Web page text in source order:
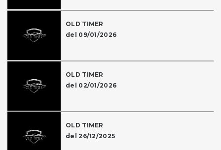
OLD TIMER
del 09/01/2026
OLD TIMER
del 02/01/2026
OLD TIMER
del 26/12/2025